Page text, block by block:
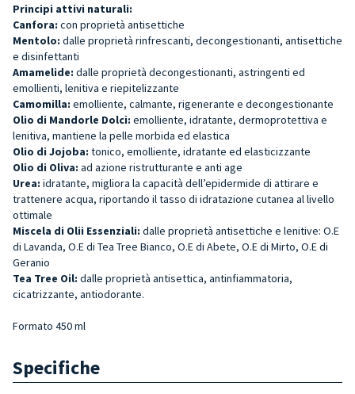
Principi attivi naturali:
Canfora: con proprietà antisettiche
Mentolo: dalle proprietà rinfrescanti, decongestionanti, antisettiche
e disinfettanti
Amamelide: dalle proprietà decongestionanti, astringenti ed
emollienti, lenitiva e riepitelizzante
Camomilla: emolliente, calmante, rigenerante e decongestionante
Olio di Mandorle Dolci: emolliente, idratante, dermoprotettiva e
lenitiva, mantiene la pelle morbida ed elastica
Olio di Jojoba: tonico, emolliente, idratante ed elasticizzante
Olio di Oliva: ad azione ristrutturante e anti age
Urea: idratante, migliora la capacità dell’epidermide di attirare e
trattenere acqua, riportando il tasso di idratazione cutanea al livello
ottimale
Miscela di Olii Essenziali: dalle proprietà antisettiche e lenitive: O.E
di Lavanda, O.E di Tea Tree Bianco, O.E di Abete, O.E di Mirto, O.E di
Geranio
Tea Tree Oil: dalle proprietà antisettica, antinfiammatoria,
cicatrizzante, antiodorante.
Formato 450 ml
Specifiche